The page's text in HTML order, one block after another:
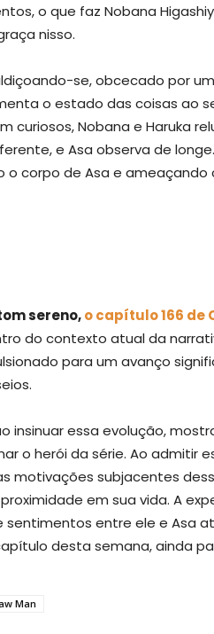
o que faz Nobana
nisso.
se, obcecado por
o estado das coisas ao
curiosos, Nobana e Haruka
e Asa observa de
o corpo de Asa e
sereno,o capítulo 166 de
do contexto atual da
para um avanço
insinuar essa evolução,
o herói da série. Ao admitir
motivações subjacentes
em sua vida. A
entre ele e Asa
desta semana, ainda
Man